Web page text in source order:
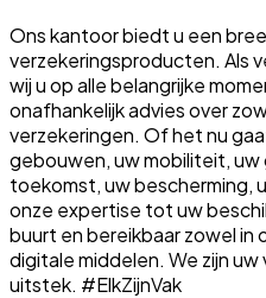
Ons kantoor biedt u een
verzekeringsproducten. Als
wij u op alle belangrijke
onafhankelijk advies over
verzekeringen. Of het nu
gebouwen, uw mobiliteit,
toekomst, uw bescherming,
onze expertise tot uw
buurt en bereikbaar zowel in
digitale middelen. We zijn
uitstek. #ElkZijnVak